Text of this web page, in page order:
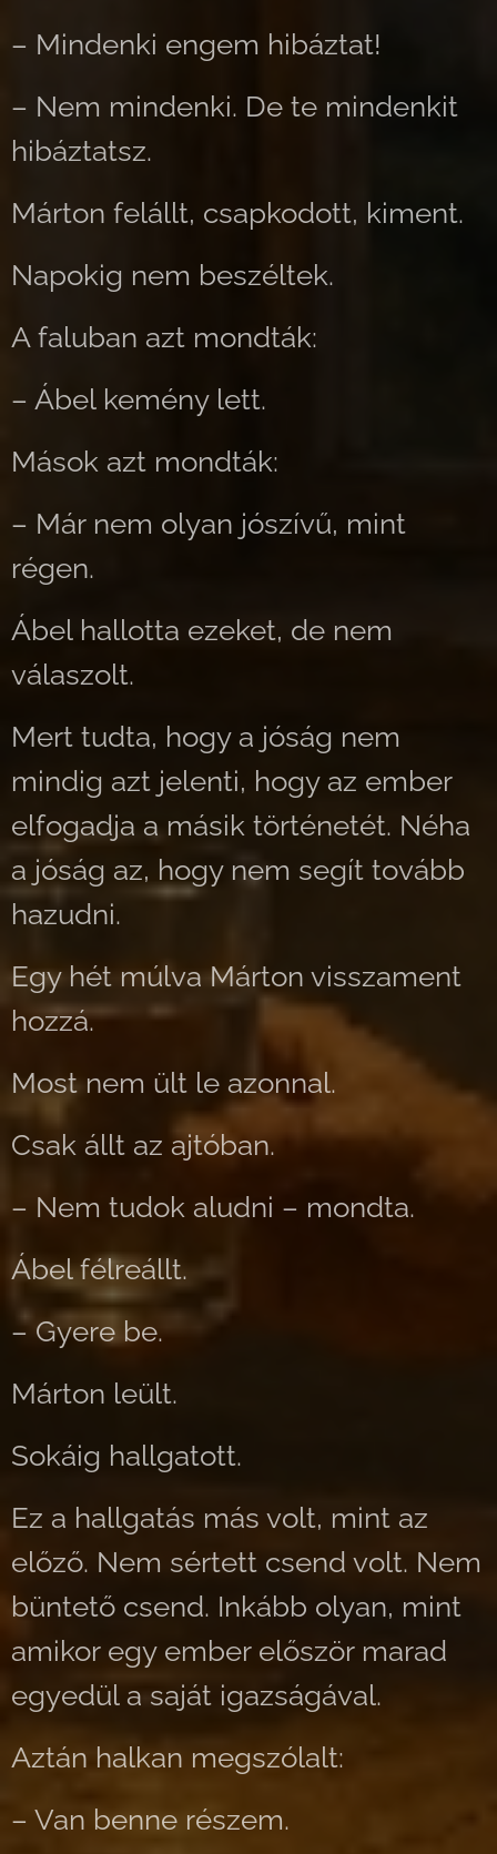
– Mindenki engem hibáztat!
– Nem mindenki. De te mindenkit
hibáztatsz.
Márton felállt, csapkodott, kiment.
Napokig nem beszéltek.
A faluban azt mondták:
– Ábel kemény lett.
Mások azt mondták:
– Már nem olyan jószívű, mint
régen.
Ábel hallotta ezeket, de nem
válaszolt.
Mert tudta, hogy a jóság nem
mindig azt jelenti, hogy az ember
elfogadja a másik történetét. Néha
a jóság az, hogy nem segít tovább
hazudni.
Egy hét múlva Márton visszament
hozzá.
Most nem ült le azonnal.
Csak állt az ajtóban.
– Nem tudok aludni – mondta.
Ábel félreállt.
– Gyere be.
Márton leült.
Sokáig hallgatott.
Ez a hallgatás más volt, mint az
előző. Nem sértett csend volt. Nem
büntető csend. Inkább olyan, mint
amikor egy ember először marad
egyedül a saját igazságával.
Aztán halkan megszólalt:
– Van benne részem.